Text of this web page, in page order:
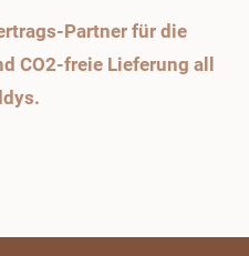
Partner für die
CO2-freie Lieferung all